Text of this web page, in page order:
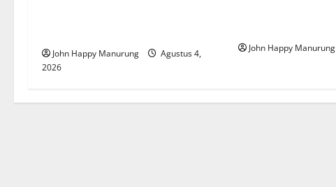
John Happy Manurung
Agustus 4,
2026
John Happy Manurung